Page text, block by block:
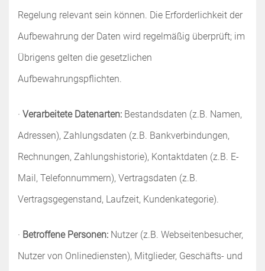
Regelung relevant sein können. Die Erforderlichkeit der
Aufbewahrung der Daten wird regelmäßig überprüft; im
Übrigens gelten die gesetzlichen
Aufbewahrungspflichten.
· Verarbeitete Datenarten: Bestandsdaten (z.B. Namen,
Adressen), Zahlungsdaten (z.B. Bankverbindungen,
Rechnungen, Zahlungshistorie), Kontaktdaten (z.B. E-
Mail, Telefonnummern), Vertragsdaten (z.B.
Vertragsgegenstand, Laufzeit, Kundenkategorie).
· Betroffene Personen: Nutzer (z.B. Webseitenbesucher,
Nutzer von Onlinediensten), Mitglieder, Geschäfts- und